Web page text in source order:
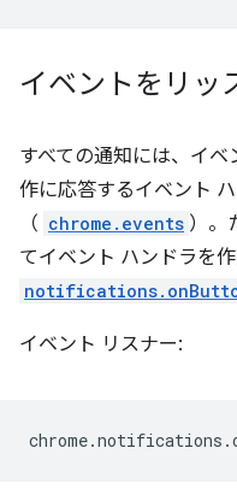
イベントをリッ
すべての通知には、イ
作に応答するイベント
（ chrome.events ）。
てイベント ハンドラを作
イベント リスナー:
chrome.notifications .